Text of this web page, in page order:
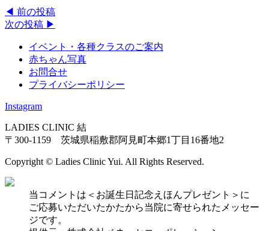
◀︎ 前の投稿
次の投稿 ▶︎
イベント・各種クラスのご案内
赤ちゃん写真
お問合せ
プライバシーポリシー
Instagram
LADIES CLINIC 結
〒300-1159 茨城県稲敷郡阿見町本郷1丁目16番地2
Copyright © Ladies Clinic Yui. All Rights Reserved.
当コメントは＜お誕生日記念えほんプレゼント＞に
ご応募いただいたかたから当院に寄せられたメッセー
ジです。